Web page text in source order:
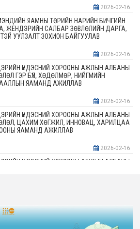
2026-02-16
МЭНДИЙН ЯАМНЫ ТӨРИЙН НАРИЙН БИЧГИЙН
ЖЕНДЭРИЙН САЛБАР ЗӨВЛӨЛИЙН ДАРГА,
УУЛЗАЛТ ЗОХИОН БАЙГУУЛАВ
2026-02-16
ҮНДЭСНИЙ ХОРООНЫ АЖЛЫН АЛБАНЫ
ГЭР БҮЛ, ХӨДӨЛМӨР, НИЙГМИЙН
ЯАМАНД АЖИЛЛАВ
2026-02-16
ҮНДЭСНИЙ ХОРООНЫ АЖЛЫН АЛБАНЫ
ЦАХИМ ХӨГЖИЛ, ИННОВАЦ, ХАРИЛЦАА
ЯАМАНД АЖИЛЛАВ
2026-02-16
ҮНДЭСНИЙ ХОРООНЫ АЖЛЫН АЛБАНЫ
ҮНДЭСНИЙ ХОРООНЫ АЖЛЫН АЛБАНЫ
ХОТ БАЙГУУЛАЛТ, БАРИЛГА, ОРОН
ЯАМАНД АЖИЛЛАВ